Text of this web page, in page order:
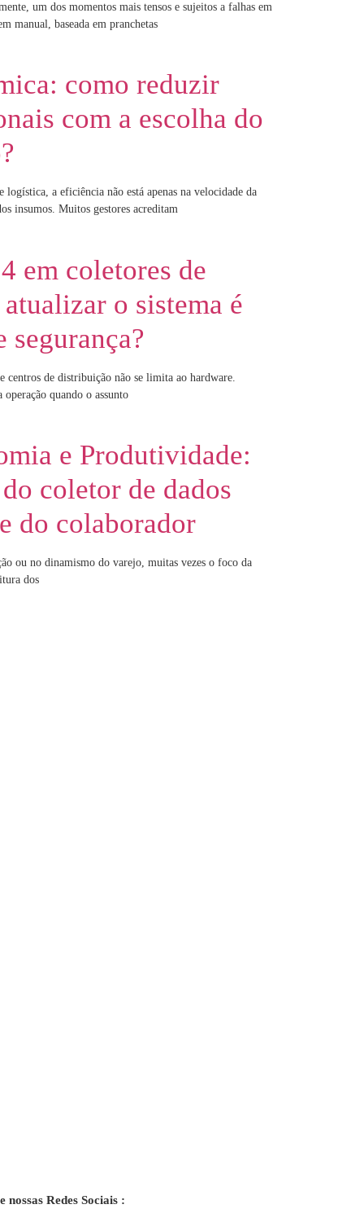
um dos momentos mais tensos e sujeitos a falhas em
manual, baseada em pranchetas
como reduzir
com a escolha do
a eficiência não está apenas na velocidade da
insumos. Muitos gestores acreditam
em coletores de
o sistema é
segurança?
centros de distribuição não se limita ao hardware.
quando o assunto
e Produtividade:
coletor de dados
do colaborador
ou no dinamismo do varejo, muitas vezes o foco da
dos
nossas Redes Sociais :